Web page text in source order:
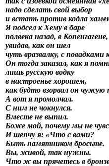
надо сделать свой выбор
и встать против кодла
Я подсел к Хему в баре
полвека назад, в Копенгагене,
увидав, как он шел
чуть вразвалку, с
Он тогда заказал, как я
лишь русскую водку
в настроенье хорошем,
как будто взорвал он чужую
А вот я промолчал.
С ним не чокнулся.
Вместе не выпил.
Боже мой, почему мы не
И шепчу я: «Что с вами?
Быть памятником бросьте.
Вы, живой, так нужны.
Что ж вы прячетесь в